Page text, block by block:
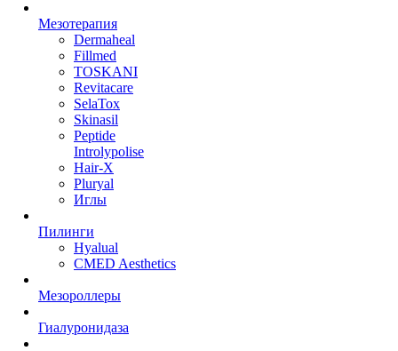
Мезотерапия
Dermaheal
Fillmed
TOSKANI
Revitacare
SelaTox
Skinasil
Peptide
Introlypolise
Hair-X
Pluryal
Иглы
Пилинги
Hyalual
CMED Aesthetics
Мезороллеры
Гиалуронидаза